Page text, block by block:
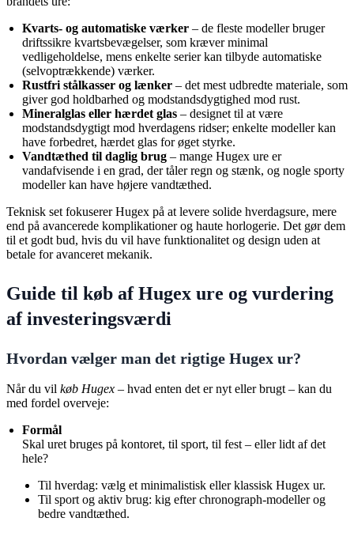
Kvarts- og automatiske værker – de fleste modeller bruger
driftssikre kvartsbevægelser, som kræver minimal
vedligeholdelse, mens enkelte serier kan tilbyde automatiske
(selvoptrækkende) værker.
Rustfri stålkasser og lænker – det mest udbredte materiale, som
giver god holdbarhed og modstandsdygtighed mod rust.
Mineralglas eller hærdet glas – designet til at være
modstandsdygtigt mod hverdagens ridser; enkelte modeller kan
have forbedret, hærdet glas for øget styrke.
Vandtæthed til daglig brug – mange Hugex ure er
vandafvisende i en grad, der tåler regn og stænk, og nogle sporty
modeller kan have højere vandtæthed.
Teknisk set fokuserer Hugex på at levere solide hverdagsure, mere
end på avancerede komplikationer og haute horlogerie. Det gør dem
til et godt bud, hvis du vil have funktionalitet og design uden at
betale for avanceret mekanik.
Guide til køb af Hugex ure og vurdering
af investeringsværdi
Hvordan vælger man det rigtige Hugex ur?
Når du vil køb Hugex – hvad enten det er nyt eller brugt – kan du
med fordel overveje:
Formål
Skal uret bruges på kontoret, til sport, til fest – eller lidt af det
hele?
Til hverdag: vælg et minimalistisk eller klassisk Hugex ur.
Til sport og aktiv brug: kig efter chronograph-modeller og
bedre vandtæthed.